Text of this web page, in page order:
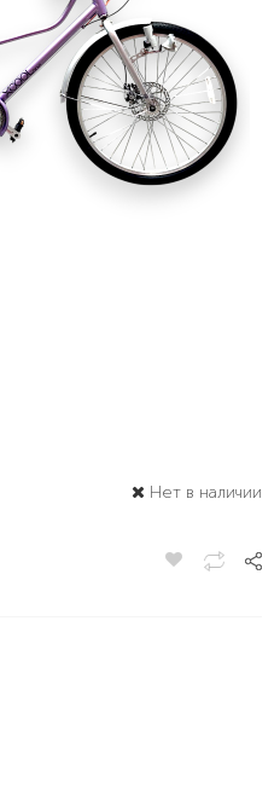
Нет в наличии